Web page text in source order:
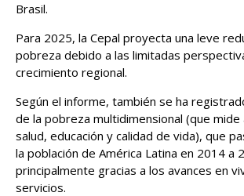
Brasil.
Para 2025, la Cepal proyecta una leve
pobreza debido a las limitadas
crecimiento regional.
Según el informe, también se ha
de la pobreza multidimensional (que
salud, educación y calidad de vida), que
la población de América Latina en 2014 a
principalmente gracias a los avances en
servicios.